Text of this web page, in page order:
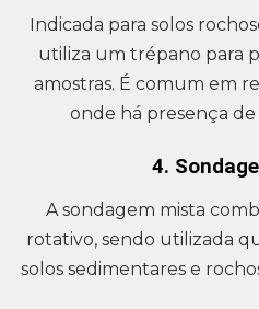
Indicada para solos
utiliza um trépano para
amostras. É comum em
onde há presença
4.
A sondagem mista
rotativo, sendo utilizada
solos sedimentares e